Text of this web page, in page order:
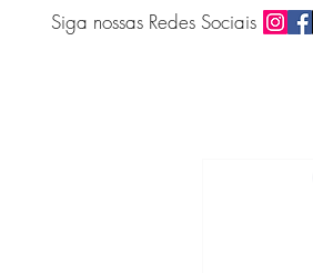
Siga nossas Redes Sociais